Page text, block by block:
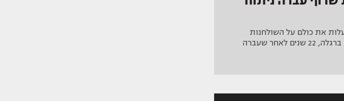
את כולם על השולחנות
מתאוששת מניתוח שעברה ברגלה, 22 שנים לאחר שעברה